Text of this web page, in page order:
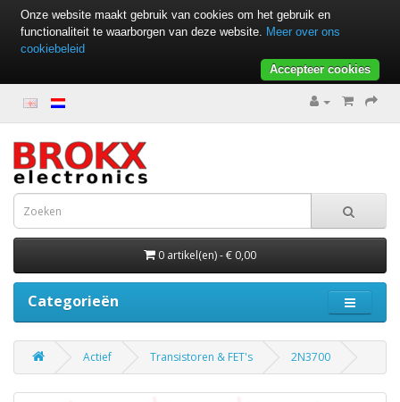
0 artikel(en) - € 0,00
Categorieën
Actief Transistoren & FET's 2N3700
Onze website maakt gebruik van cookies om het gebruik en
functionaliteit te waarborgen van deze website. Meer over ons
cookiebeleid
Accepteer cookies